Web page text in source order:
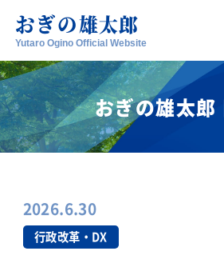
おぎの雄太郎
Yutaro Ogino Official Website
おぎの雄太郎
2026.6.30
行政改革・DX